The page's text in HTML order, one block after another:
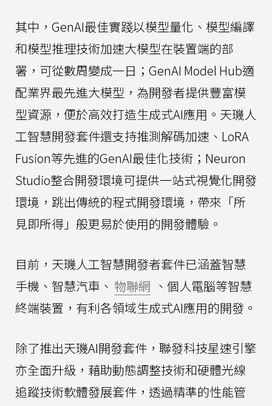
其中，GenAI最佳實踐以模型量化、模型編譯
和模型推理技術加速大模型在裝置端的部
署，可從數周變成一日；GenAI Model Hub適
配業界最先進大模型，為開發者提供豐富模
型資源，便於高效打造生成式AI應用。天璣人
工智慧開發套件還支持推測解碼加速、LoRA
Fusion等先進的GenAI最佳化技術；Neuron
Studio整合開發環境可提供一站式視覺化開發
環境，跳出傳統的程式開發環境，帶來「所
見即所得」般更易於使用的開發體驗。
目前，天璣人工智慧開發者套件已涵蓋智慧
手機、智慧汽車、 物聯網 、個人電腦等智慧
終端裝置，有利各領域生成式AI應用的開發。
除了推出天璣AI開發套件，聯發科技星速引擎
亦全面升級，藉助動態調整技術和硬體光線
追蹤技術軟體發展套件，透過精準的性能管